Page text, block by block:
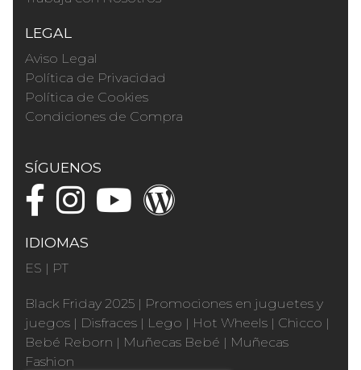
LEGAL
Aviso Legal
Política de Privacidad
Política de Cookies
Condiciones de Compra
SÍGUENOS
IDIOMAS
ES | PT
Black Friday 2025 | Promociones en juguetes y
juegos | Disfraces | Lego | Hot Wheels | Chicco |
Bebé Reborn | Muñecas Bebé | Muñecas
Fashion